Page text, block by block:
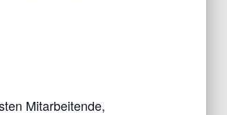
Mitarbeitende,